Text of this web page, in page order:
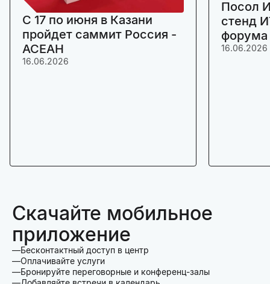
C 17 по июня в Казани
пройдет саммит Россия -
АСЕАН
16.06.2026
Посол
стенд
16.06.2026
Скачайте мобильное
приложение
Бесконтактный доступ в центр
Оплачивайте услуги
Бронируйте переговорные и конференц-залы